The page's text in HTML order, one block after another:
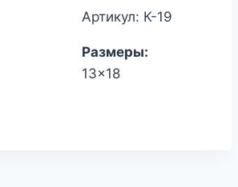
составляла
цена:
Артикул: К-19
Размеры:
13x18